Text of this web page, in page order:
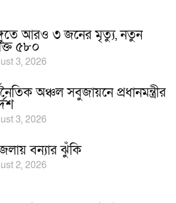
আরও ৩ জনের মৃত্যু, নতুন
৫৮০
3, 2026
অঞ্চল সবুজায়নে প্রধানমন্ত্রীর
3, 2026
বন্যার ঝুঁকি
2, 2026